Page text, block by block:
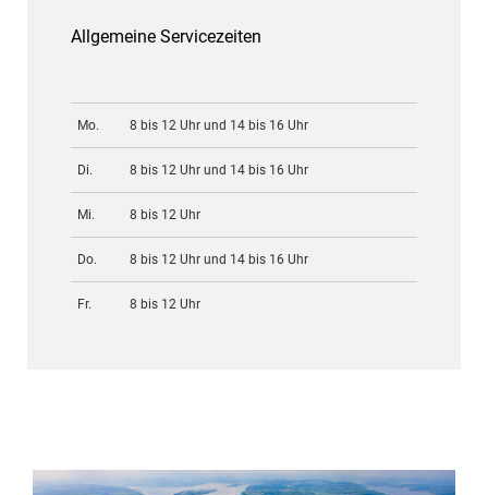
Allgemeine Servicezeiten
Mo. 8 bis 12 Uhr und 14 bis 16 Uhr
Di. 8 bis 12 Uhr und 14 bis 16 Uhr
Mi. 8 bis 12 Uhr
Do. 8 bis 12 Uhr und 14 bis 16 Uhr
Fr. 8 bis 12 Uhr